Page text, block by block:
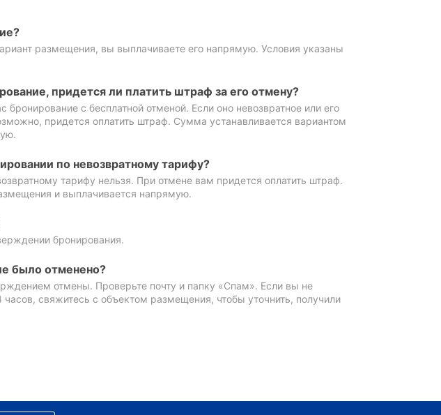
размещения, вы выплачиваете его напрямую. Условия указаны
придется ли платить штраф за его отмену?
бронирование с бесплатной отменой. Если оно невозвратное или его
придется оплатить штраф. Сумма устанавливается вариантом
по невозвратному тарифу?
тарифу нельзя. При отмене вам придется оплатить штраф.
и выплачивается напрямую.
бронирования.
было отменено?
отмены. Проверьте почту и папку «Спам». Если вы не
свяжитесь с объектом размещения, чтобы уточнить, получили